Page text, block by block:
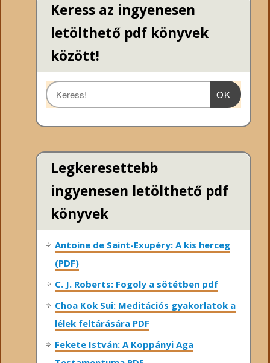
Keress az ingyenesen
letölthető pdf könyvek
között!
OK
Legkeresettebb
ingyenesen letölthető pdf
könyvek
Antoine de Saint-Exupéry: A kis herceg
(PDF)
C. J. Roberts: Fogoly a sötétben pdf
Choa Kok Sui: Meditációs gyakorlatok a
lélek feltárására PDF
Fekete István: A Koppányi Aga